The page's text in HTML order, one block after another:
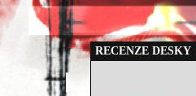
RECENZE DESKY